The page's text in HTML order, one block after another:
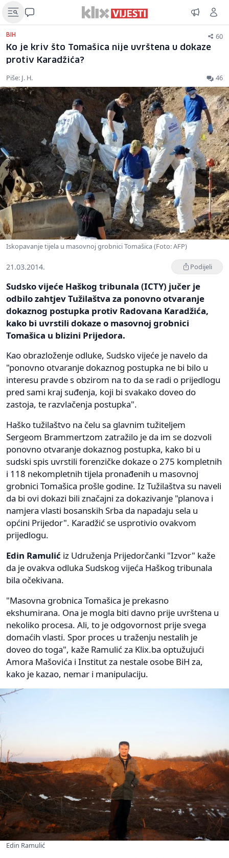
BIH 60
Ko je kriv što Tomašica nije uvrštena u dokaze
protiv Karadžića?
Piše: J. H. 46
Iskopavanje tijela u masovnoj grobnici Tomašica (Foto: AFP)
21.03.2014. Podijeli
Sudsko vijeće Haškog tribunala (ICTY) jučer je
odbilo zahtjev Tužilaštva za ponovno otvaranje
dokaznog postupka protiv Radovana Karadžića,
kako bi uvrstili dokaze o masovnoj grobnici
Tomašica u blizini Prijedora.
Kao obrazloženje odluke, Sudsko vijeće je navelo da
"ponovno otvaranje dokaznog postupka ne bi bilo u
interesu pravde s obzirom na to da se radi o prijedlogu
pred sami kraj suđenja, koji bi svakako doveo do
zastoja, te razvlačenja postupka".
Haško tužilaštvo na čelu sa glavnim tužiteljem
Sergeom Brammertzom zatražilo je da im se dozvoli
ponovno otvaranje dokaznog postupka, kako bi u
sudski spis uvrstili forenzičke dokaze o 275 kompletnih
i 118 nekompletnih tijela pronađenih u masovnoj
grobnici Tomašica prošle godine. Iz Tužilaštva su naveli
da bi ovi dokazi bili značajni za dokazivanje "planova i
namjera vlasti bosanskih Srba da napadaju sela u
općini Prijedor". Karadžić se usprotivio ovakvom
prijedlogu.
Edin Ramulić iz Udruženja Prijedorčanki "Izvor" kaže
da je ovakva odluka Sudskog vijeća Haškog tribunala
bila očekivana.
"Masovna grobnica Tomašica je prekasno
ekshumirana. Ona je mogla biti davno prije uvrštena u
nekoliko procesa. Ali, to je odgovornost prije svega
domaćih vlasti. Spor proces u traženju nestalih je
doveo do toga", kaže Ramulić za Klix.ba optužujući
Amora Mašovića i Institut za nestale osobe BiH za,
kako je kazao, nemar i manipulaciju.
Edin Ramulić